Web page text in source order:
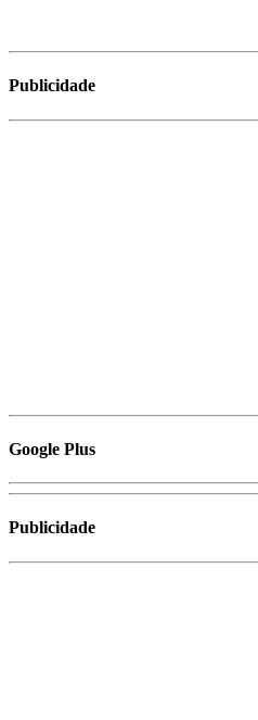
Publicidade
Google Plus
Publicidade